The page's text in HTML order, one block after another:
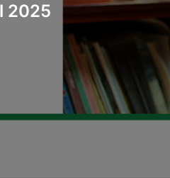
2025